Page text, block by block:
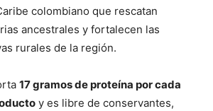
colombiano que rescatan
ancestrales y fortalecen las
rurales de la región.
17 gramos de proteína por cada
y es libre de conservantes,